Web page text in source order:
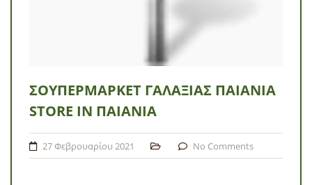
ΣΟΥΠΕΡΜΆΡΚΕΤ ΓΑΛΑΞΊΑΣ ΠΑΙΑΝΊΑ
STORE IN ΠΑΙΑΝΊΑ
27 Φεβρουαρίου 2021 No Comments